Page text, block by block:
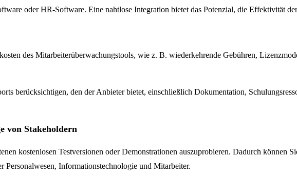
oder HR-Software. Eine nahtlose Integration bietet das Potenzial, die Effektivität
des Mitarbeiterüberwachungstools, wie z. B. wiederkehrende Gebühren,
berücksichtigen, den der Anbieter bietet, einschließlich Dokumentation,
von Stakeholdern
kostenlosen Testversionen oder Demonstrationen auszuprobieren. Dadurch können
Personalwesen, Informationstechnologie und Mitarbeiter.